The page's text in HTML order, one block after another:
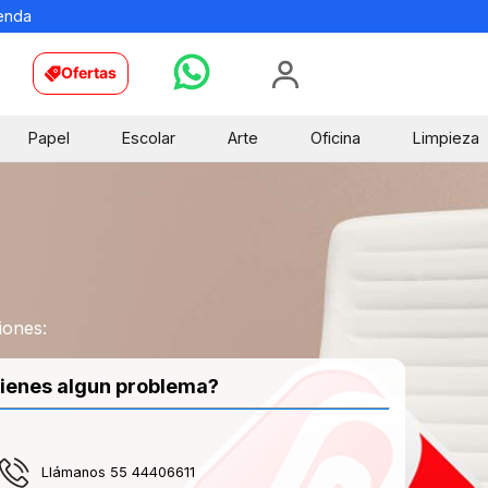
Ofertas
Papel Escolar Arte Oficina Limpieza
algun problema?
Llámanos 55 44406611